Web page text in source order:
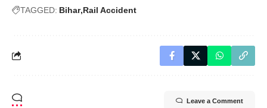
TAGGED: Bihar Rail Accident
Leave a Comment